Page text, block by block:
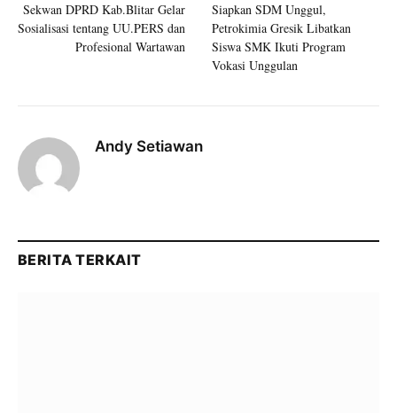
Sekwan DPRD Kab.Blitar Gelar
Sosialisasi tentang UU.PERS dan
Profesional Wartawan
Siapkan SDM Unggul,
Petrokimia Gresik Libatkan
Siswa SMK Ikuti Program
Vokasi Unggulan
Andy Setiawan
BERITA TERKAIT